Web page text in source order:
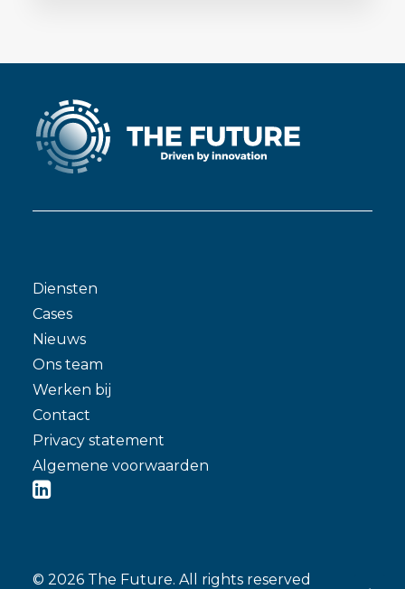
Diensten
Cases
Nieuws
Ons team
Werken bij
Contact
Privacy statement
Algemene voorwaarden
© 2026 The Future. All rights reserved